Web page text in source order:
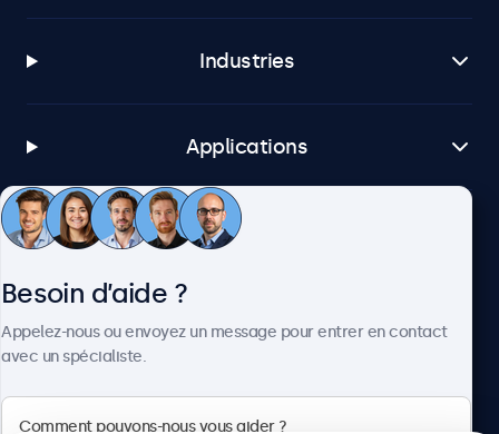
Industries
Applications
Service client
Besoin d’aide ?
Appelez-nous ou envoyez un message pour entrer en contact
avec un spécialiste.